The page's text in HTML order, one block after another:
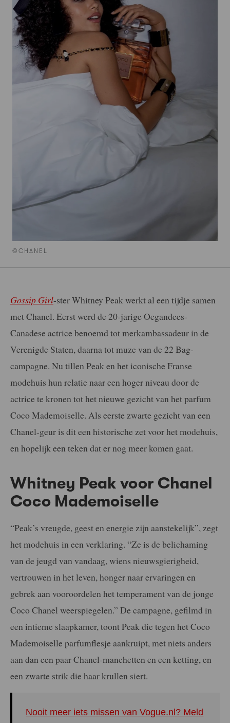
©CHANEL
Gossip Girl-ster Whitney Peak werkt al een tijdje samen
met Chanel. Eerst werd de 20-jarige Oegandees-
Canadese actrice benoemd tot merkambassadeur in de
Verenigde Staten, daarna tot muze van de 22 Bag-
campagne. Nu tillen Peak en het iconische Franse
modehuis hun relatie naar een hoger niveau door de
actrice te kronen tot het nieuwe gezicht van het parfum
Coco Mademoiselle. Als eerste zwarte gezicht van een
Chanel-geur is dit een historische zet voor het modehuis,
en hopelijk een teken dat er nog meer komen gaat.
Whitney Peak voor Chanel
Coco Mademoiselle
“Peak’s vreugde, geest en energie zijn aanstekelijk”, zegt
het modehuis in een verklaring. “Ze is de belichaming
van de jeugd van vandaag, wiens nieuwsgierigheid,
vertrouwen in het leven, honger naar ervaringen en
gebrek aan vooroordelen het temperament van de jonge
Coco Chanel weerspiegelen.” De campagne, gefilmd in
een intieme slaapkamer, toont Peak die tegen het Coco
Mademoiselle parfumflesje aankruipt, met niets anders
aan dan een paar Chanel-manchetten en een ketting, en
een zwarte strik die haar krullen siert.
Nooit meer iets missen van Vogue.nl? Meld